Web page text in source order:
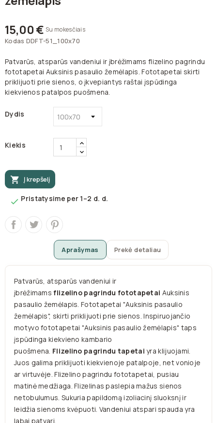
15,00 € Su mokesčiais
Kodas DDFT-51_100x70
Patvarūs, atsparūs vandeniui ir įbrėžimams flizelino pagrindu
fototapetai Auksinis pasaulio žemėlapis. Fototapetai skirti
priklijuoti prie sienos, o įkvepiantys raštai įspūdinga
kiekvienos patalpos puošmena.
Dydis
Kiekis
 Į krepšelį
 Pristatysime per 1–2 d. d.
Aprašymas Prekė detaliau
Patvarūs, atsparūs vandeniui ir
įbrėžimams flizelino pagrindu fototapetai Auksinis
pasaulio žemėlapis. Fototapetai "Auksinis pasaulio
žemėlapis", skirti priklijuoti prie sienos. Inspiruojančio
motyvo fototapetai "Auksinis pasaulio žemėlapis" taps
įspūdinga kiekvieno kambario
puošmena. Flizelino pagrindu tapetai yra klijuojami.
Juos galima priklijuoti kiekvienoje patalpoje, net vonioje
ar virtuvėje. Flizelino pagrindu fototapetai, pusiau
matinė medžiaga. Flizelinas paslepia mažus sienos
netobulumus. Sukuria papildomą izoliacinį sluoksnį ir
leidžia sienoms kvėpuoti. Vandeniui atspari spauda yra
labai patvari.